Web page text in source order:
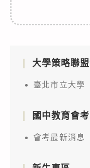
大學策略聯
臺北市立大學
國中教育會
會考最新消息